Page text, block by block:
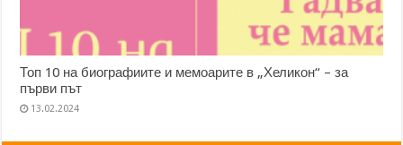
Топ 10 на биографиите и мемоарите в „Хеликон“ – за
първи път
13.02.2024